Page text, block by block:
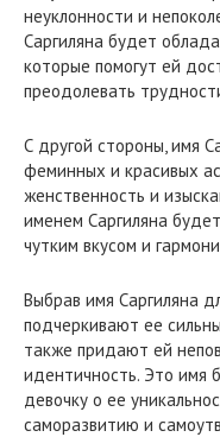
неуклонности и
Саргиляна будет
которые помогут ей
преодолевать
С другой стороны, имя
феминных и красивых
женственность и
именем Саргиляна
чутким вкусом и
Выбрав имя Саргиляна
подчеркивают ее
также придают ей
идентичность. Это имя
девочку о ее
саморазвитию и